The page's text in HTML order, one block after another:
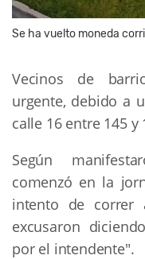
Se ha vuelto moneda
Vecinos de
urgente, debido a
calle 16 entre 145 y
Según
comenzó en la
intento de correr
excusaron
por el intendente".